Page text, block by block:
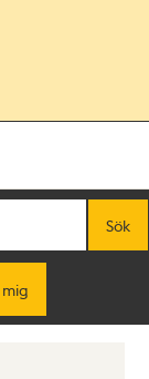
Sök